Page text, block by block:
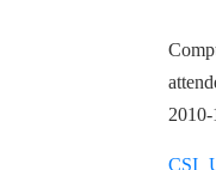
2010-
CSI